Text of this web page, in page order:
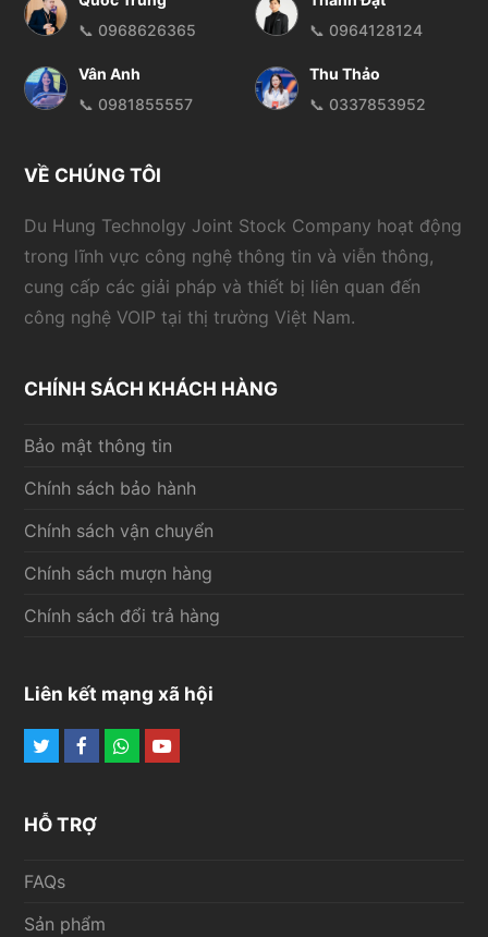
📞 0968626365
📞 0964128124
Vân Anh
📞 0981855557
Thu Thảo
📞 0337853952
VỀ CHÚNG TÔI
Du Hung Technolgy Joint Stock Company hoạt động
trong lĩnh vực công nghệ thông tin và viễn thông,
cung cấp các giải pháp và thiết bị liên quan đến
công nghệ VOIP tại thị trường Việt Nam.
CHÍNH SÁCH KHÁCH HÀNG
Bảo mật thông tin
Chính sách bảo hành
Chính sách vận chuyển
Chính sách mượn hàng
Chính sách đổi trả hàng
Liên kết mạng xã hội
TwitterFacebook
Whatsapp
Youtube
HỖ TRỢ
FAQs
Sản phẩm